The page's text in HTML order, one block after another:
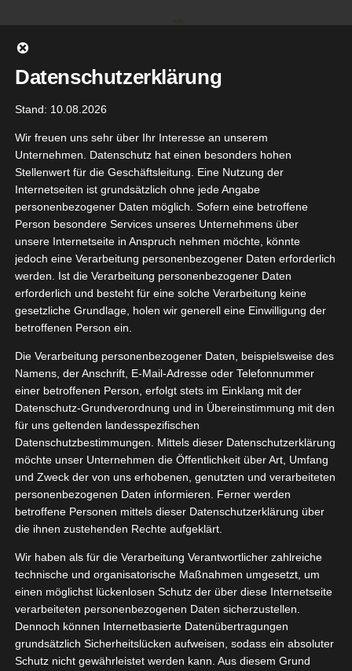
springen
Gehe zu ...
03, 2024
Haut
VIP Pflege
Wellness
Kneipp Mandelblüten Reihe
März 9, 2024 | Bad ,Gesundheit,Haut,Kneipp VIP,Pflege,
Produktvorstellungen, Vegan ,Wellness
12
07, 2023
Paket
Frühstück
Datenschutzerklärung
Stand: 10.08.2026
Wir freuen uns sehr über Ihr Interesse an unserem
Unternehmen. Datenschutz hat einen besonders hohen
Stellenwert für die Geschäftsleitung. Eine Nutzung der
Internetseiten ist grundsätzlich ohne jede Angabe
personenbezogener Daten möglich. Sofern eine betroffene
Person besondere Services unseres Unternehmens über
unsere Internetseite in Anspruch nehmen möchte, könnte
jedoch eine Verarbeitung personenbezogener Daten erforderlich
werden. Ist die Verarbeitung personenbezogener Daten
erforderlich und besteht für eine solche Verarbeitung keine
gesetzliche Grundlage, holen wir generell eine Einwilligung der
betroffenen Person ein.
Die Verarbeitung personenbezogener Daten, beispielsweise des
Namens, der Anschrift, E-Mail-Adresse oder Telefonnummer
einer betroffenen Person, erfolgt stets im Einklang mit der
Datenschutz-Grundverordnung und in Übereinstimmung mit den
für uns geltenden landesspezifischen
Datenschutzbestimmungen. Mittels dieser Datenschutzerklärung
möchte unser Unternehmen die Öffentlichkeit über Art, Umfang
und Zweck der von uns erhobenen, genutzten und verarbeiteten
personenbezogenen Daten informieren. Ferner werden
betroffene Personen mittels dieser Datenschutzerklärung über
die ihnen zustehenden Rechte aufgeklärt.
Wir haben als für die Verarbeitung Verantwortlicher zahlreiche
technische und organisatorische Maßnahmen umgesetzt, um
einen möglichst lückenlosen Schutz der über diese Internetseite
verarbeiteten personenbezogenen Daten sicherzustellen.
Dennoch können Internetbasierte Datenübertragungen
grundsätzlich Sicherheitslücken aufweisen, sodass ein absoluter
Schutz nicht gewährleistet werden kann. Aus diesem Grund